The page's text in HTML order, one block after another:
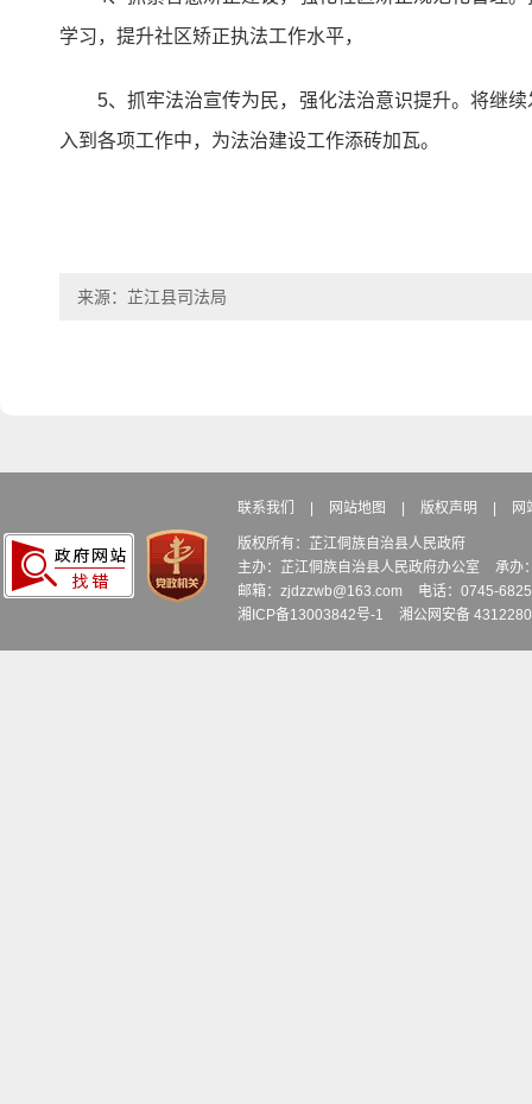
学习，提升社区矫正执法工作水平，
5、抓牢法治宣传为民，强化法治意识提升。将继
入到各项工作中，为法治建设工作添砖加瓦。
来源：芷江县司法局
联系我们 网站地图 版权声明 网
版权所有：芷江侗族自治县人民政府
主办：芷江侗族自治县人民政府办公室
承办
邮箱：zjdzzwb@163.com
电话：0745-
湘ICP备13003842号-1
湘公网安备